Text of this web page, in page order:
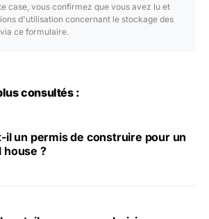
case, vous confirmez que vous avez lu et
d'utilisation concernant le stockage des
ce formulaire.
consultés :
il un permis de construire pour un
house ?